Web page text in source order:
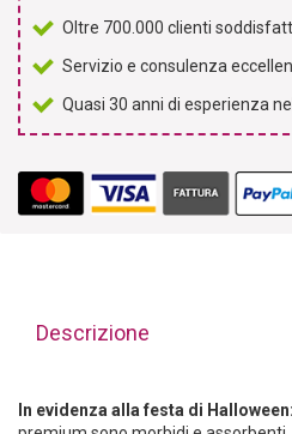
Oltre 700.000 clienti
Servizio e consulenza
Quasi 30 anni di esperienza
Descrizione
In evidenza alla festa di Halloween: